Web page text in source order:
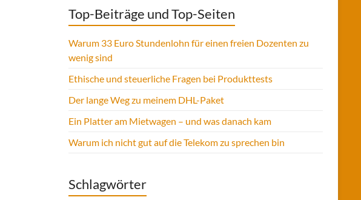
Top-Beiträge und Top-Seiten
Warum 33 Euro Stundenlohn für einen freien Dozenten zu
wenig sind
Ethische und steuerliche Fragen bei Produkttests
Der lange Weg zu meinem DHL-Paket
Ein Platter am Mietwagen – und was danach kam
Warum ich nicht gut auf die Telekom zu sprechen bin
Schlagwörter